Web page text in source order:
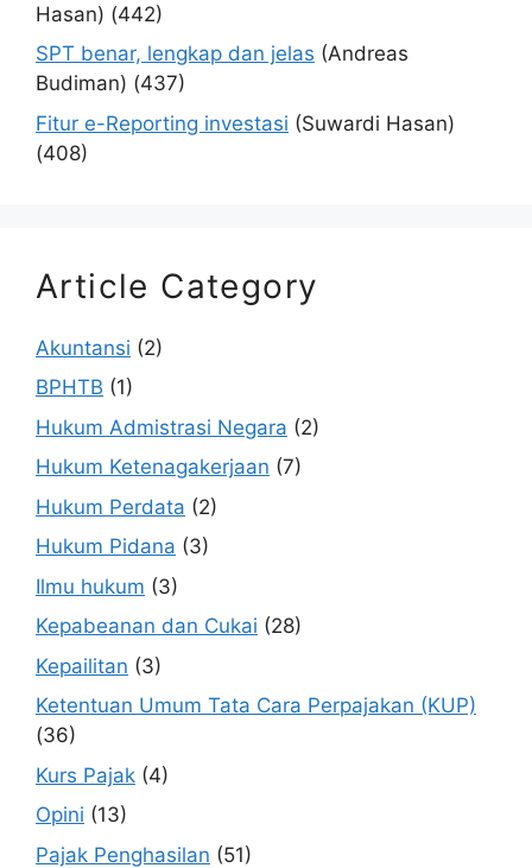
Hasan) (442)
SPT benar, lengkap dan jelas (Andreas
Budiman) (437)
Fitur e-Reporting investasi (Suwardi Hasan)
(408)
Article Category
Akuntansi (2)
BPHTB (1)
Hukum Admistrasi Negara (2)
Hukum Ketenagakerjaan (7)
Hukum Perdata (2)
Hukum Pidana (3)
Ilmu hukum (3)
Kepabeanan dan Cukai (28)
Kepailitan (3)
Ketentuan Umum Tata Cara Perpajakan (KUP)
(36)
Kurs Pajak (4)
Opini (13)
Pajak Penghasilan (51)